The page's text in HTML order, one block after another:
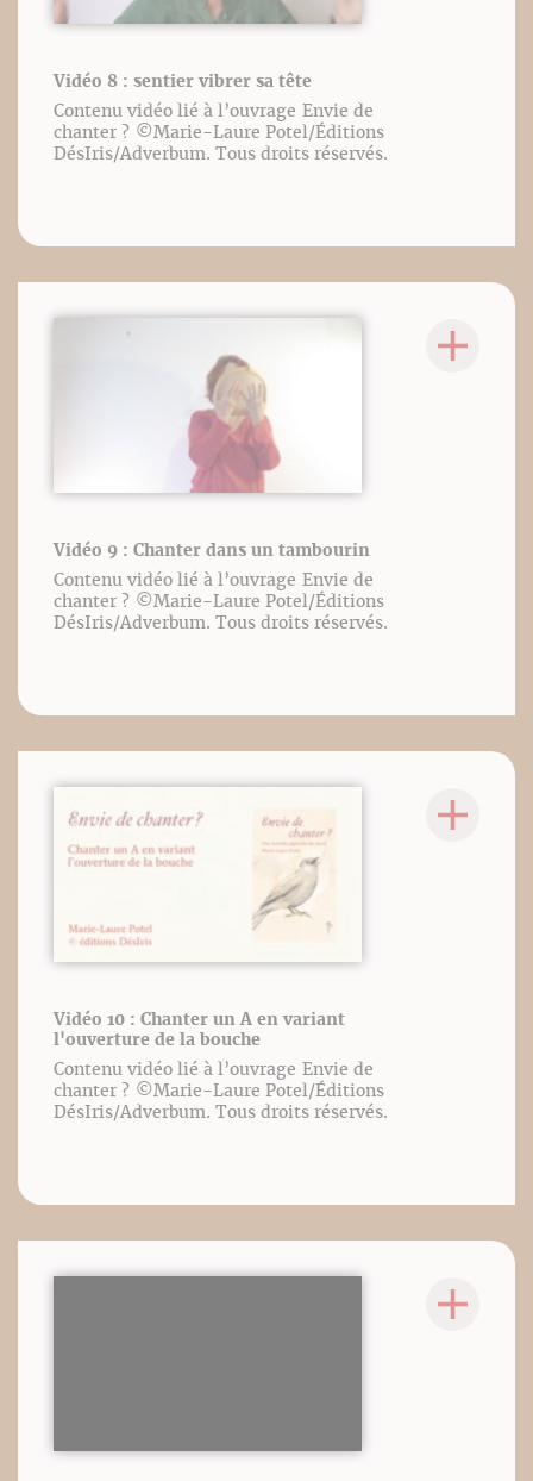
Vidéo 8 : sentier vibrer sa tête
Contenu vidéo lié à l’ouvrage Envie de
chanter ? ©️Marie-Laure Potel/Éditions
DésIris/Adverbum. Tous droits réservés.
Vidéo 9 : Chanter dans un tambourin
Contenu vidéo lié à l’ouvrage Envie de
chanter ? ©️Marie-Laure Potel/Éditions
DésIris/Adverbum. Tous droits réservés.
Vidéo 10 : Chanter un A en variant
l'ouverture de la bouche
Contenu vidéo lié à l’ouvrage Envie de
chanter ? ©️Marie-Laure Potel/Éditions
DésIris/Adverbum. Tous droits réservés.